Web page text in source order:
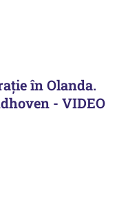
în Olanda.
- VIDEO